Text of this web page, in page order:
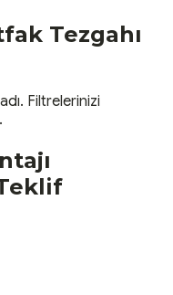
Tezgahı
Filtrelerinizi